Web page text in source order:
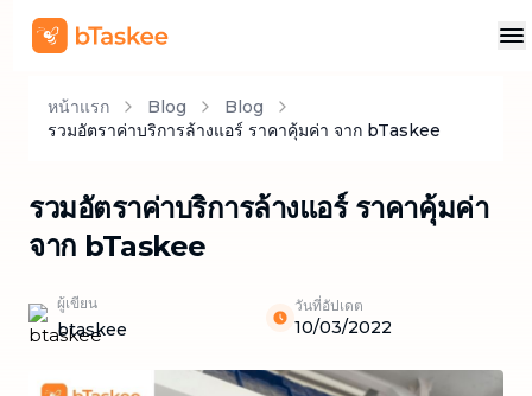
หน้าแรก Blog
Blog
รวมอัตราค่าบริการล้างแอร์ ราคาคุ้มค่า จาก bTaskee
รวมอัตราค่าบริการล้างแอร์ ราคาคุ้มค่า
จาก bTaskee
ผู้เขียน
btaskee
วันที่อัปเดต
10/03/2022